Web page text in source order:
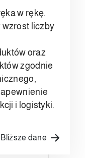
w rękę.
wzrost liczby
oraz
zgodnie
i logistyki.
Bliższe dane